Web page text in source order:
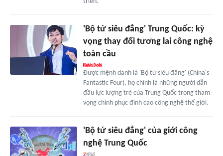
'Bộ tứ siêu đẳng' Trung Quốc: kỳ
vọng thay đổi tương lai công nghệ
toàn cầu
Được mệnh danh là 'Bộ tứ siêu đẳng' (China's
Fantastic Four), họ chính là những người dẫn
đầu lực lượng trẻ của Trung Quốc trong tham
vọng chinh phục đỉnh cao công nghệ thế giới.
'Bộ tứ siêu đẳng' của giới công
nghệ Trung Quốc